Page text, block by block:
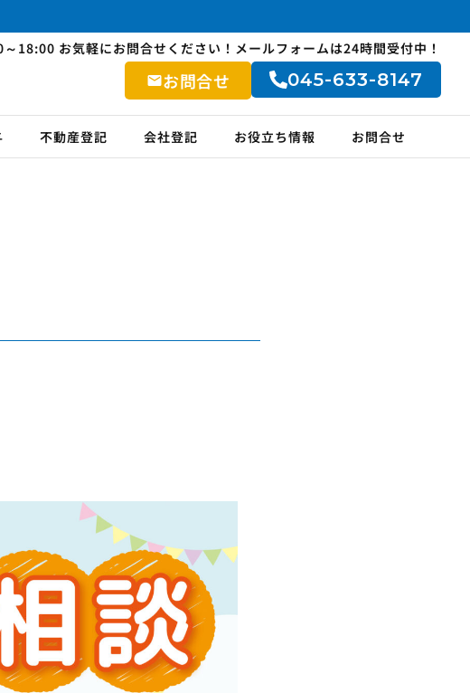
18:00 お気軽にお問合せください！メールフォームは24時間受付中！
お問合せ 045-633-8147
不動産登記 会社登記 お役立ち情報 お問合せ